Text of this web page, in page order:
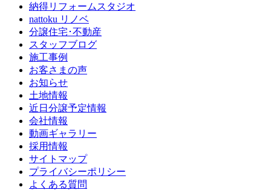
納得リフォームスタジオ
nattoku リノベ
分譲住宅･不動産
スタッフブログ
施工事例
お客さまの声
お知らせ
土地情報
近日分譲予定情報
会社情報
動画ギャラリー
採用情報
サイトマップ
プライバシーポリシー
よくある質問